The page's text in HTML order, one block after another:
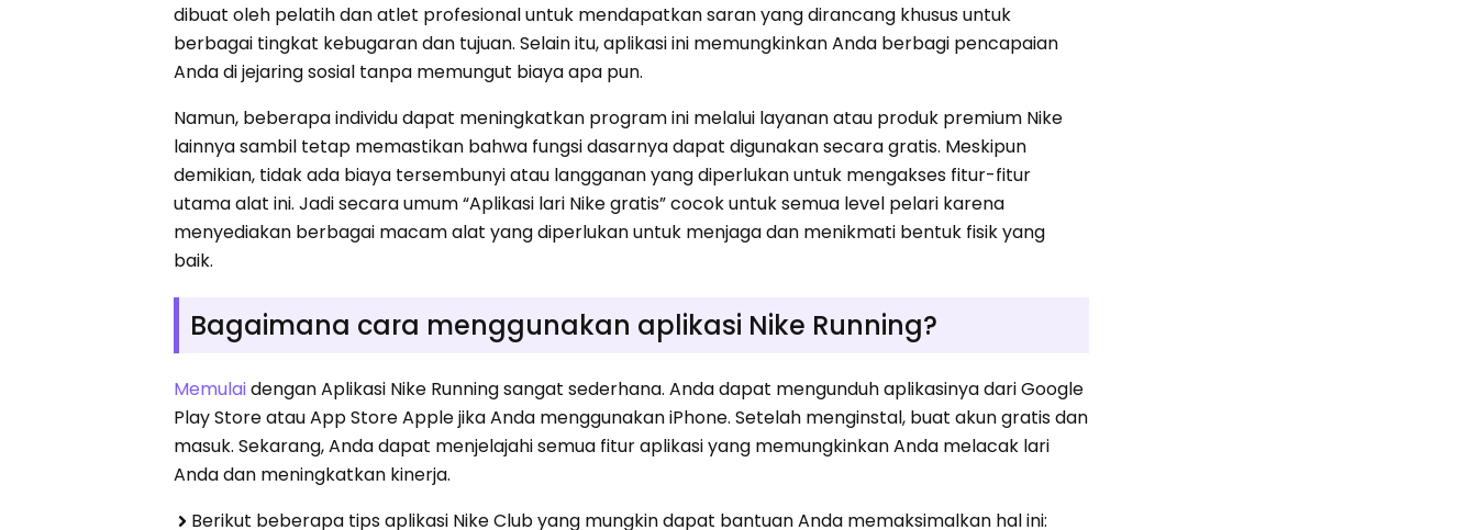
dibuat oleh pelatih dan atlet profesional untuk mendapatkan saran yang dirancang khusus untuk
berbagai tingkat kebugaran dan tujuan. Selain itu, aplikasi ini memungkinkan Anda berbagi pencapaian
Anda di jejaring sosial tanpa memungut biaya apa pun.
Namun, beberapa individu dapat meningkatkan program ini melalui layanan atau produk premium Nike
lainnya sambil tetap memastikan bahwa fungsi dasarnya dapat digunakan secara gratis. Meskipun
demikian, tidak ada biaya tersembunyi atau langganan yang diperlukan untuk mengakses fitur-fitur
utama alat ini. Jadi secara umum “Aplikasi lari Nike gratis” cocok untuk semua level pelari karena
menyediakan berbagai macam alat yang diperlukan untuk menjaga dan menikmati bentuk fisik yang
baik.
Bagaimana cara menggunakan aplikasi Nike Running?
Memulaidengan Aplikasi Nike Running sangat sederhana. Anda dapat mengunduh aplikasinya dari Google
Play Store atau App Store Apple jika Anda menggunakan iPhone. Setelah menginstal, buat akun gratis dan
masuk. Sekarang, Anda dapat menjelajahi semua fitur aplikasi yang memungkinkan Anda melacak lari
Anda dan meningkatkan kinerja.
Berikut beberapa tips aplikasi Nike Club yang mungkin dapat bantuan Anda memaksimalkan hal ini: